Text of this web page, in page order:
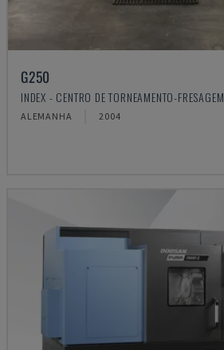
G250
INDEX - CENTRO DE TORNEAMENTO-FRESAGEM
ALEMANHA 2004